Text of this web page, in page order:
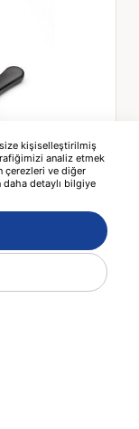
kişiselleştirilmiş
analiz etmek
çerezleri ve diğer
detaylı bilgiye